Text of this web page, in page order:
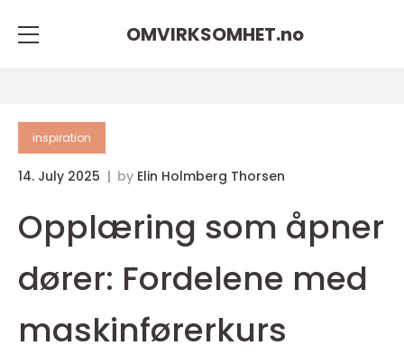
OMVIRKSOMHET.no
inspiration
14. July 2025 by Elin Holmberg Thorsen
Opplæring som åpner
dører: Fordelene med
maskinførerkurs